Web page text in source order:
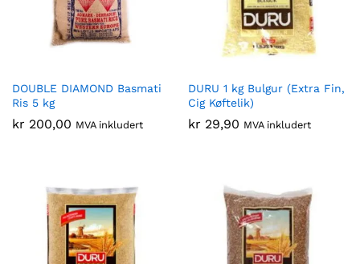
DOUBLE DIAMOND Basmati
Ris 5 kg
kr 200,00 MVA inkludert
DURU 1 kg Bulgur (Extra Fin,
Cig Køftelik)
kr 29,90 MVA inkludert